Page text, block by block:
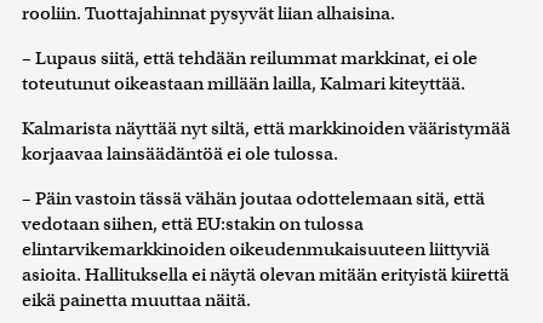
rooliin. Tuottajahinnat pysyvät liian alhaisina.
– Lupaus siitä, että tehdään reilummat markkinat, ei ole
toteutunut oikeastaan millään lailla, Kalmari kiteyttää.
Kalmarista näyttää nyt siltä, että markkinoiden vääristymää
korjaavaa lainsäädäntöä ei ole tulossa.
– Päin vastoin tässä vähän joutaa odottelemaan sitä, että
vedotaan siihen, että EU:stakin on tulossa
elintarvikemarkkinoiden oikeudenmukaisuuteen liittyviä
asioita. Hallituksella ei näytä olevan mitään erityistä kiirettä
eikä painetta muuttaa näitä.